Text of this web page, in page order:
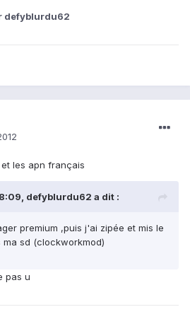
defyblurdu62
les apn français
defyblurdu62 a dit :
premium ,puis j'ai zipée et mis le
sd (clockworkmod)
pas u